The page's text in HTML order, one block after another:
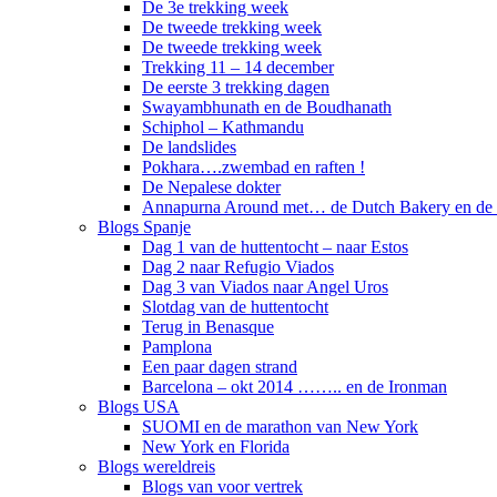
De 3e trekking week
De tweede trekking week
De tweede trekking week
Trekking 11 – 14 december
De eerste 3 trekking dagen
Swayambhunath en de Boudhanath
Schiphol – Kathmandu
De landslides
Pokhara….zwembad en raften !
De Nepalese dokter
Annapurna Around met… de Dutch Bakery en de
Blogs Spanje
Dag 1 van de huttentocht – naar Estos
Dag 2 naar Refugio Viados
Dag 3 van Viados naar Angel Uros
Slotdag van de huttentocht
Terug in Benasque
Pamplona
Een paar dagen strand
Barcelona – okt 2014 …….. en de Ironman
Blogs USA
SUOMI en de marathon van New York
New York en Florida
Blogs wereldreis
Blogs van voor vertrek